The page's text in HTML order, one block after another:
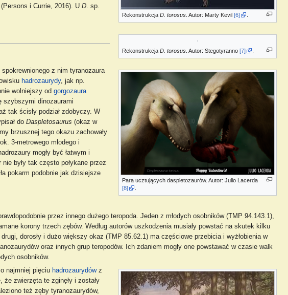
RekonstrukcjaD. torosus . Autor: Marty Kevil[6]
i Currie, 2016). U D. sp.
RekonstrukcjaD. torosus . Autor: Stegotyranno[7]
Para ucztujących daspletozaurów. Autor: Julio Lacerda
[8]
z nim tyranozaura
hadrozaurydy, jak np.
wolniejszy od gorgozaura
szybszymi dinozaurami
tak ścisły podział zdobyczy. W
do Daspletosaurus (okaz w
brzusznej tego okazu zachowały
3-metrowego młodego i
mogły być łatwym i
były tak często połykane przez
pokarm podobnie jak dzisiejsze
przez innego dużego teropoda. Jeden z młodych osobników (TMP 94.143.1),
korony trzech zębów. Według autorów uszkodzenia musiały powstać na skutek kilku
dorosły i dużo większy okaz (TMP 85.62.1) ma częściowe przebicia i wyżłobienia w
oraz innych grup teropodów. Ich zdaniem mogły one powstawać w czasie walk
osobników.
najmniej pięciu hadrozaurydówz
zwierzęta te zginęły i zostały
też zęby tyranozaurydów,